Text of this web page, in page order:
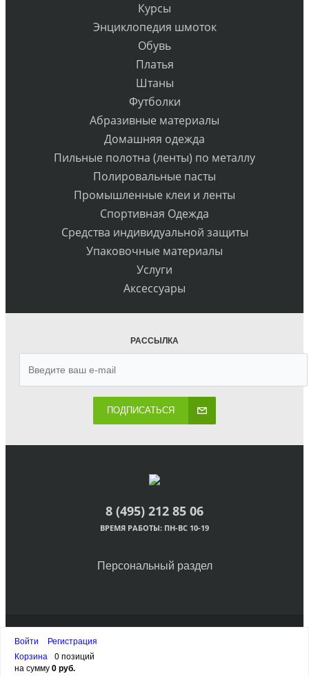
Курсы
Энциклопедия шмоток
Обувь
Платья
Штаны
Футболки
Абразивные материалы
Домашняя одежда
Пильные полотна (ленты) по металлу
Полировальные пасты
Промышленные клеи и ленты
Спортивная Одежда
Средства индивидуальной защиты
Упаковочные материалы
Услуги
Аксессуары
РАССЫЛКА
ПОДПИСАТЬСЯ
8 (495) 212 85 06
ВРЕМЯ РАБОТЫ: ПН-ВС 10-19
Персональный раздел
© Интернет-магазин одежды, 2018
Войти
Регистрация
Корзина
0 позиций
на сумму0 руб.